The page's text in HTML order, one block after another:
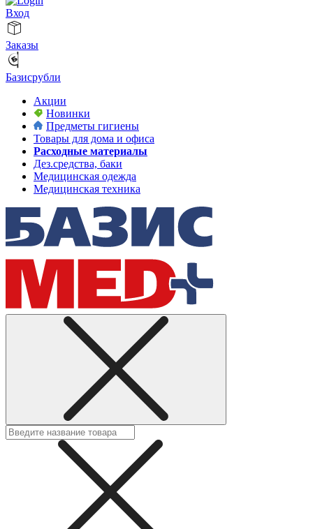
Вход
Заказы
Базисрубли
Акции
Новинки
Предметы гигиены
Товары для дома и офиса
Расходные материалы
Дез.средства, баки
Медицинская одежда
Медицинская техника